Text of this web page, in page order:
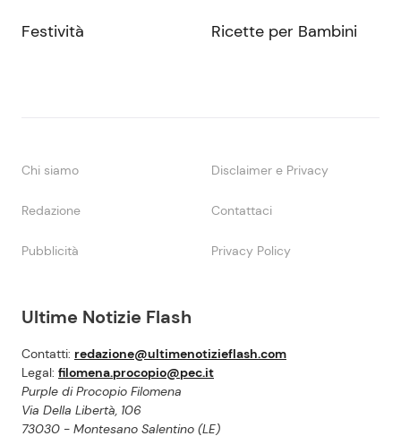
Ultime Notizie Flash
Contatti: redazione@ultimenotizieflash.com
Legal: filomena.procopio@pec.it
Purple di Procopio Filomena
Via Della Libertà, 106
73030 - Montesano Salentino (LE)
Festività Ricette per Bambini
Chi siamo Disclaimer e Privacy
Redazione Contattaci
Pubblicità Privacy Policy